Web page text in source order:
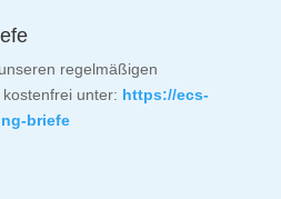
regelmäßigen
unter: https://ecs-
briefe